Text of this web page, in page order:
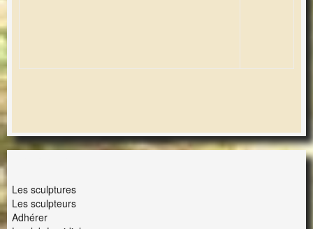
Les sculptures
Les sculpteurs
Adhérer